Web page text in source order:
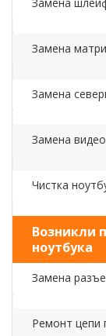
Замена
Замена
Замена
Чистка
Возникли
ноутбука
Замена
Ремонт цепи